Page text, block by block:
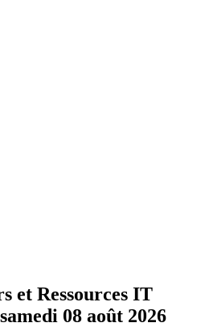
et Ressources IT
samedi 08 août 2026